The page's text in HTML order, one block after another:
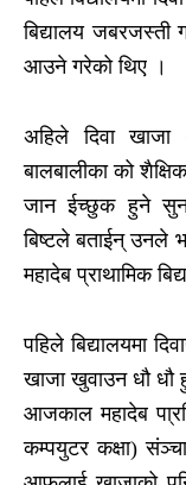
बिद्यालय जबरजस्ती
आउने गरेको थिए ।
अहिले दिवा खाजा
बालबालीका को
जान ईच्छुक हुने
बिष्टले बताईन् उनले
महादेब प्राथामिक
पहिले बिद्यालयमा
खाजा खुवाउन धौ धौ
आजकाल महादेब
कम्पयुटर कक्षा)